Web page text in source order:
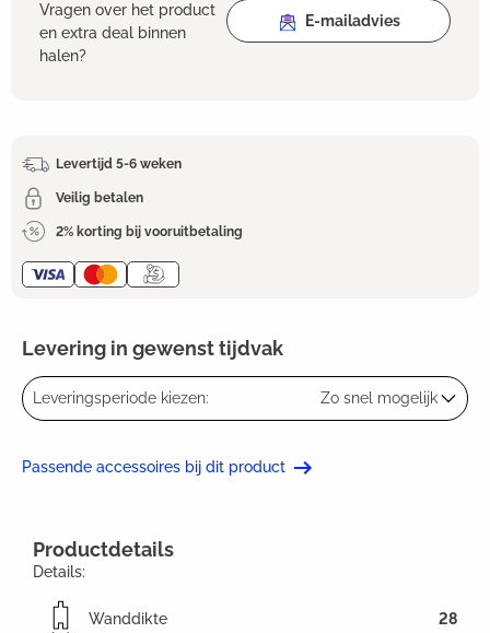
Vragen over het product
en extra deal binnen
halen?
E-mailadvies
Levertijd 5-6 weken
Veilig betalen
2% korting bij vooruitbetaling
Levering in gewenst tijdvak
Leveringsperiode kiezen: Zo snel mogelijk
Passende accessoires bij dit product
Productdetails
Details:
Wanddikte 28